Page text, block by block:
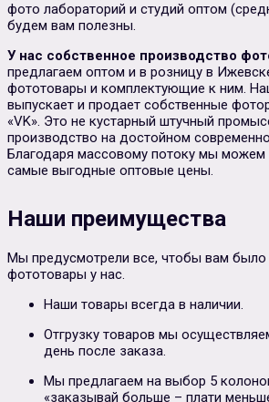
фото лабораторий и студий оптом
будем вам полезны.
У нас собственное производство
предлагаем оптом и в розницу в
фототовары и комплектующие к ним.
выпускает и продает собственные
«VK». Это не кустарный штучный
производство на достойном
Благодаря массовому потоку мы
самые выгодные оптовые цены.
Наши преимущества
Мы предусмотрели все, чтобы вам было
фототовары у нас.
Наши товары всегда в наличии.
Отгрузку товаров мы
день после заказа.
Мы предлагаем на выбор 5
«заказывай больше – плати